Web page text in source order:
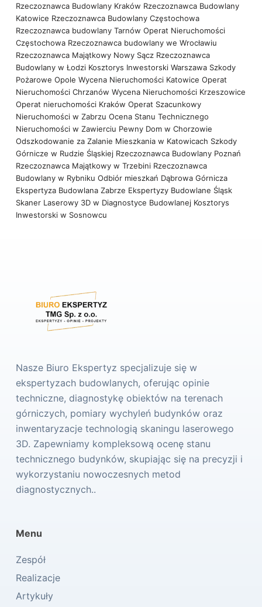
Rzeczoznawca Budowlany Kraków Rzeczoznawca Budowlany
Katowice Rzeczoznawca Budowlany Częstochowa
Rzeczoznawca budowlany Tarnów Operat Nieruchomości
Częstochowa Rzeczoznawca budowlany we Wrocławiu
Rzeczoznawca Majątkowy Nowy Sącz Rzeczoznawca
Budowlany w Łodzi Kosztorys Inwestorski Warszawa Szkody
Pożarowe Opole Wycena Nieruchomości Katowice Operat
Nieruchomości Chrzanów Wycena Nieruchomości Krzeszowice
Operat nieruchomości Kraków Operat Szacunkowy
Nieruchomości w Zabrzu Ocena Stanu Technicznego
Nieruchomości w Zawierciu Pewny Dom w Chorzowie
Odszkodowanie za Zalanie Mieszkania w Katowicach Szkody
Górnicze w Rudzie Śląskiej Rzeczoznawca Budowlany Poznań
Rzeczoznawca Majątkowy w Trzebini Rzeczoznawca
Budowlany w Rybniku Odbiór mieszkań Dąbrowa Górnicza
Ekspertyza Budowlana Zabrze Ekspertyzy Budowlane Śląsk
Skaner Laserowy 3D w Diagnostyce Budowlanej Kosztorys
Inwestorski w Sosnowcu
Nasze Biuro Ekspertyz specjalizuje się w
ekspertyzach budowlanych, oferując opinie
techniczne, diagnostykę obiektów na terenach
górniczych, pomiary wychyleń budynków oraz
inwentaryzacje technologią skaningu laserowego
3D. Zapewniamy kompleksową ocenę stanu
technicznego budynków, skupiając się na precyzji i
wykorzystaniu nowoczesnych metod
diagnostycznych..
Menu
Zespół
Realizacje
Artykuły